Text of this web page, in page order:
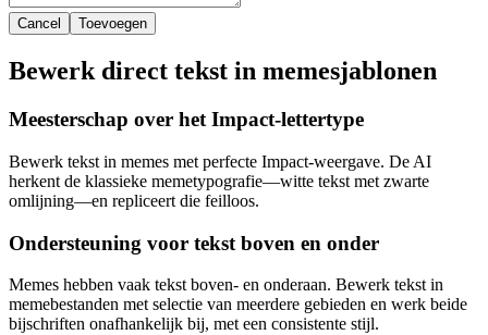
Cancel Toevoegen
Bewerk direct tekst in memesjablonen
Meesterschap over het Impact-lettertype
Bewerk tekst in memes met perfecte Impact-weergave. De AI
herkent de klassieke memetypografie—witte tekst met zwarte
omlijning—en repliceert die feilloos.
Ondersteuning voor tekst boven en onder
Memes hebben vaak tekst boven- en onderaan. Bewerk tekst in
memebestanden met selectie van meerdere gebieden en werk beide
bijschriften onafhankelijk bij, met een consistente stijl.